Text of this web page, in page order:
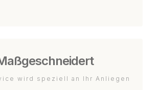
wird speziell an Ihr Anliegen